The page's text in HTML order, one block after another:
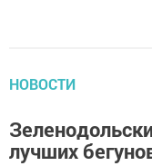
НОВОСТИ
лучших